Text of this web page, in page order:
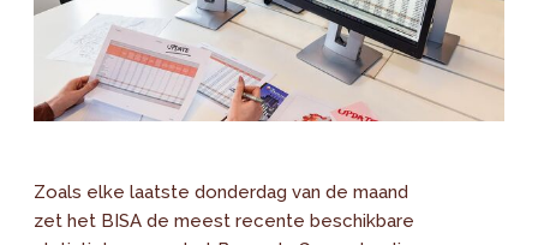
Zoals elke laatste donderdag van de maand
zet het BISA de meest recente beschikbare